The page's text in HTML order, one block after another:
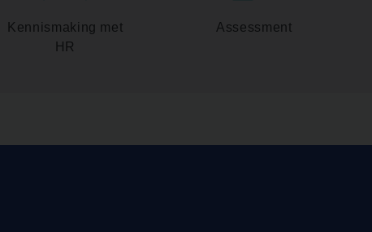
Kennismaking met
HR
Assessment